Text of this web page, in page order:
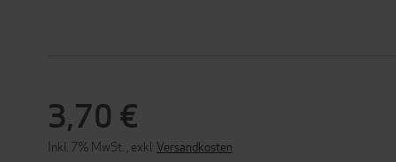
3,70 €
Inkl. 7% MwSt. , exkl. Versandkosten